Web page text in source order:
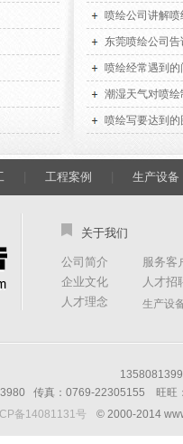
喷绘公司讲解
东莞喷绘公司
喷绘经常遇到的
潮湿天气对喷
喷绘写要达到的
工程案例 生产设备
关于我们
公司简介
服务客
企业文化
人才招
人才理念
生产设
传真：0769-22305155 旺
备14081131号 © 2000-2014